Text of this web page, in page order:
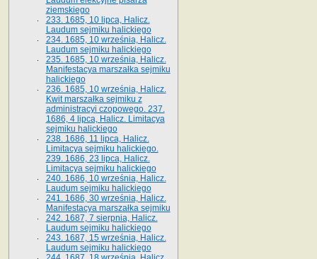
ziemskiego
233. 1685, 10 lipca, Halicz.
Laudum sejmiku halickiego
234. 1685, 10 września, Halicz.
Laudum sejmiku halickiego
235. 1685, 10 września, Halicz.
Manifestacya marszałka sejmiku
halickiego
236. 1685, 10 września, Halicz.
Kwit marszałka sejmiku z
administracyi czopowego. 237.
1686, 4 lipca, Halicz. Limitacya
sejmiku halickiego
238. 1686, 11 lipca, Halicz.
Limitacya sejmiku halickiego.
239. 1686, 23 lipca, Halicz.
Limitacya sejmiku halickiego
240. 1686, 10 września, Halicz.
Laudum sejmiku halickiego
241. 1686, 30 września, Halicz.
Manifestacya marszałka sejmiku
242. 1687, 7 sierpnia, Halicz.
Laudum sejmiku halickiego
243. 1687, 15 września, Halicz.
Laudum sejmiku halickiego